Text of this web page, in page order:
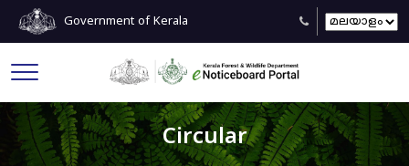
Government of Kerala
Circular